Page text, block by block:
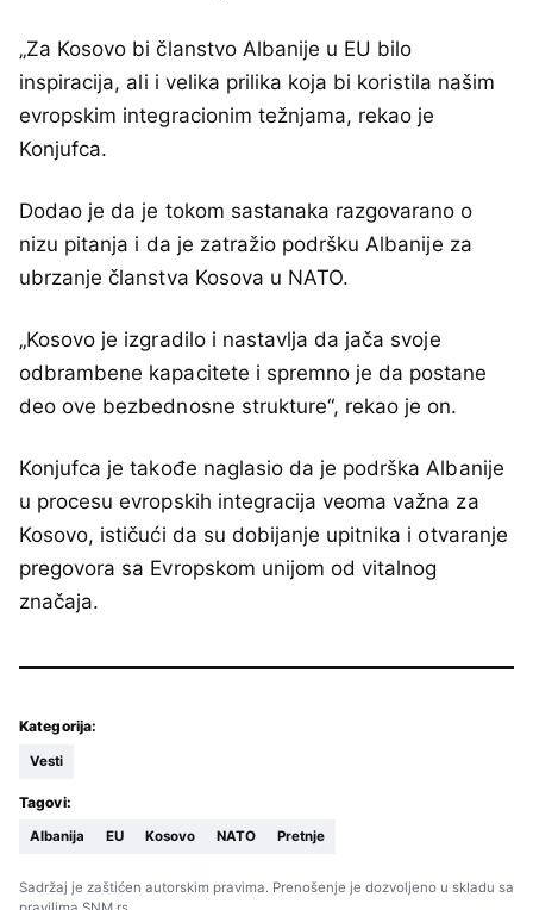
„Za Kosovo bi članstvo Albanije u EU bilo
inspiracija, ali i velika prilika koja bi koristila našim
evropskim integracionim težnjama, rekao je
Konjufca.
Dodao je da je tokom sastanaka razgovarano o
nizu pitanja i da je zatražio podršku Albanije za
ubrzanje članstva Kosova u NATO.
„Kosovo je izgradilo i nastavlja da jača svoje
odbrambene kapacitete i spremno je da postane
deo ove bezbednosne strukture“, rekao je on.
Konjufca je takođe naglasio da je podrška Albanije
u procesu evropskih integracija veoma važna za
Kosovo, ističući da su dobijanje upitnika i otvaranje
pregovora sa Evropskom unijom od vitalnog
značaja.
Kategorija:
Vesti
Tagovi:
Albanija EU Kosovo NATO Pretnje
Sadržaj je zaštićen autorskim pravima. Prenošenje je dozvoljeno u skladu sa